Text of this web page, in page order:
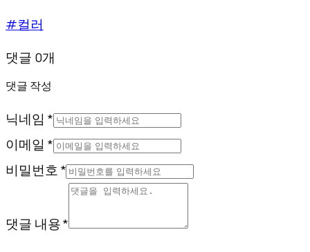
#컬러
댓글 0개
댓글 작성
닉네임 *
이메일 *
비밀번호 *
댓글 내용 *